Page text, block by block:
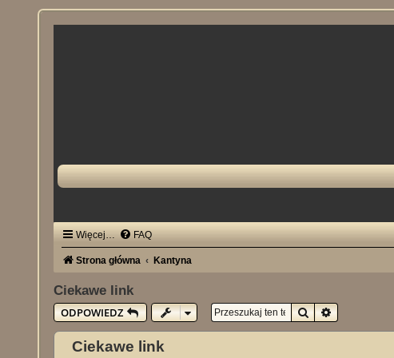
Więcej… FAQ
Strona główna Kantyna
Ciekawe link
ODPOWIEDZ
Szukaj
Ciekawe link